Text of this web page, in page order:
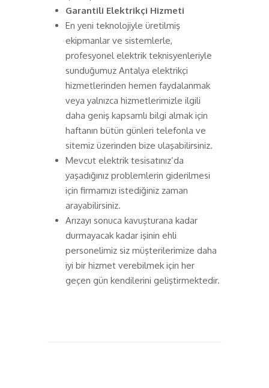
Garantili Elektrikçi Hizmeti
En yeni teknolojiyle üretilmiş
ekipmanlar ve sistemlerle,
profesyonel elektrik teknisyenleriyle
sunduğumuz Antalya elektrikçi
hizmetlerinden hemen faydalanmak
veya yalnızca hizmetlerimizle ilgili
daha geniş kapsamlı bilgi almak için
haftanın bütün günleri telefonla ve
sitemiz üzerinden bize ulaşabilirsiniz.
Mevcut elektrik tesisatınız’da
yaşadığınız problemlerin giderilmesi
için firmamızı istediğiniz zaman
arayabilirsiniz.
Arızayı sonuca kavuşturana kadar
durmayacak kadar işinin ehli
personelimiz siz müşterilerimize daha
iyi bir hizmet verebilmek için her
geçen gün kendilerini geliştirmektedir.